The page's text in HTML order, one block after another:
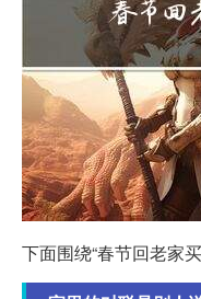
下面围绕“春节回老家买